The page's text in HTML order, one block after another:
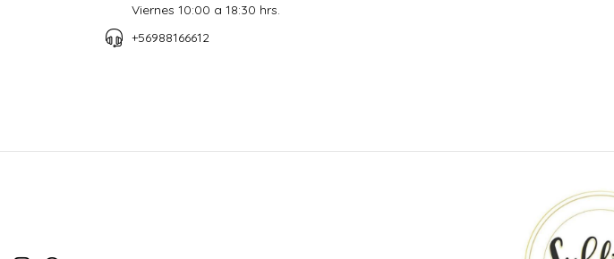
Viernes 10:00 a 18:30 hrs.
+56988166612